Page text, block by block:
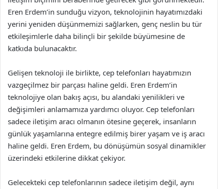
Eren Erdem’in sunduğu vizyon, teknolojinin hayatımızdaki
yerini yeniden düşünmemizi sağlarken, genç neslin bu tür
etkileşimlerle daha bilinçli bir şekilde büyümesine de
katkıda bulunacaktır.
Gelişen teknoloji ile birlikte, cep telefonları hayatımızın
vazgeçilmez bir parçası haline geldi. Eren Erdem’in
teknolojiye olan bakış açısı, bu alandaki yenilikleri ve
değişimleri anlamamıza yardımcı oluyor. Cep telefonları
sadece iletişim aracı olmanın ötesine geçerek, insanların
günlük yaşamlarına entegre edilmiş birer yaşam ve iş aracı
haline geldi. Eren Erdem, bu dönüşümün sosyal dinamikler
üzerindeki etkilerine dikkat çekiyor.
Gelecekteki cep telefonlarının sadece iletişim değil, aynı